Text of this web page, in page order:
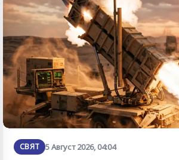
СВЯТ 5 Август 2026, 04:04